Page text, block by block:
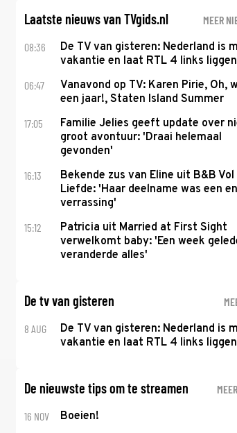
Laatste nieuws van TVgids.nl MEER
08:36
De TV van gisteren: Nederland is
vakantie en laat RTL 4 links liggen
06:47
Vanavond op TV: Karen Pirie, Oh,
een jaar!, Staten Island Summer
17:05
Familie Jelies geeft update over
groot avontuur: 'Draai helemaal
gevonden'
16:13
Bekende zus van Eline uit B&B Vol
Liefde: 'Haar deelname was een
verrassing'
15:12
Patricia uit Married at First Sight
verwelkomt baby: 'Een week
veranderde alles'
De tv van gisteren
8 AUG
De TV van gisteren: Nederland is
vakantie en laat RTL 4 links liggen
De nieuwste tips om te streamen
16 NOV Boeien!